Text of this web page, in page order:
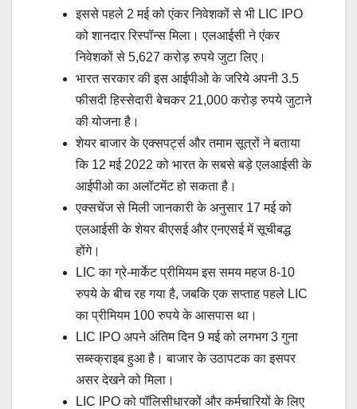
इससे पहले 2 मई को एंकर निवेशकों से भी LIC IPO
को शानदार रिस्पॉन्स मिला। एलआईसी ने एंकर
निवेशकों से 5,627 करोड़ रुपये जुटा लिए।
भारत सरकार की इस आईपीओ के जरिये अपनी 3.5
फीसदी हिस्सेदारी बेचकर 21,000 करोड़ रुपये जुटाने
की योजना है।
शेयर बाजार के एक्सपर्ट्स और तमाम सूत्रों ने बताया
कि 12 मई 2022 को भारत के सबसे बड़े एलआईसी के
आईपीओ का अलॉटमेंट हो सकता है।
एक्सचेंज से मिली जानकारी के अनुसार 17 मई को
एलआईसी के शेयर बीएसई और एनएसई में सूचीबद्ध
होंगे।
LIC का ग्रे-मार्केट प्रीमियम इस समय महज 8-10
रुपये के बीच रह गया है, जबकि एक सप्ताह पहले LIC
का प्रीमियम 100 रुपये के आसपास था।
LIC IPO अपने अंतिम दिन 9 मई को लगभग 3 गुना
सब्स्क्राइब हुआ है। बाजार के उठापटक का इसपर
असर देखने को मिला।
LIC IPO को पॉलिसीधारकों और कर्मचारियों के लिए